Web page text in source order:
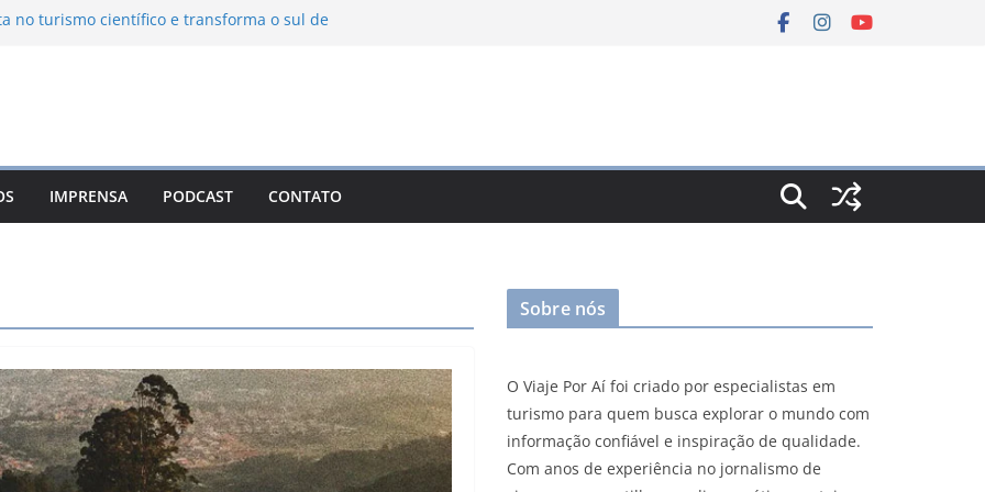
no turismo científico e transforma o sul de
em Campos do Jordão
Nuevo León: o Pueblo Mágico com ruas
e turismo à beira da represa
IMPRENSA PODCAST CONTATO
Sobre nós
O Viaje Por Aí foi criado por especialistas em
turismo para quem busca explorar o mundo com
informação confiável e inspiração de qualidade.
Com anos de experiência no jornalismo de